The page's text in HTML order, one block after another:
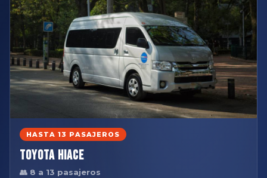
HASTA 13 PASAJEROS
Toyota Hiace
👥 8 a 13 pasajeros